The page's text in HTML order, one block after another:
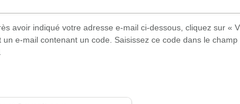
avoir indiqué votre adresse e-mail ci-dessous, cliquez sur «
un e-mail contenant un code. Saisissez ce code dans le